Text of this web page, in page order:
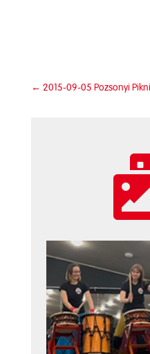
← 2015-09-05 Pozsonyi